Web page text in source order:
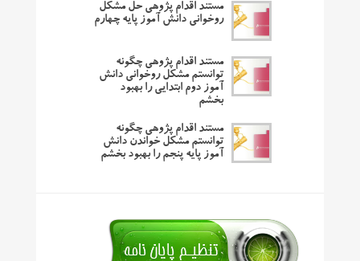
مستند اقدام پژوهی حل مشکل
روخوانی دانش آموز پایه چهارم
مستند اقدام پژوهی چگونه
توانستم مشکل روخوانی دانش
آموز دوم ابتدایی را بهبود
بخشم
مستند اقدام پژوهی چگونه
توانستم مشکل خواندن دانش
آموز پایه پنجم را بهبود بخشم